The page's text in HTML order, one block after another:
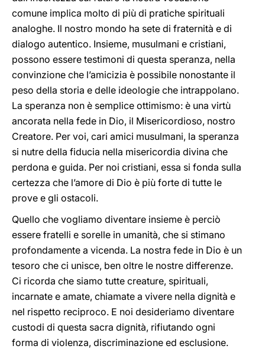
comune implica molto di più di pratiche spirituali
analoghe. Il nostro mondo ha sete di fraternità e di
dialogo autentico. Insieme, musulmani e cristiani,
possono essere testimoni di questa speranza, nella
convinzione che l’amicizia è possibile nonostante il
peso della storia e delle ideologie che intrappolano.
La speranza non è semplice ottimismo: è una virtù
ancorata nella fede in Dio, il Misericordioso, nostro
Creatore. Per voi, cari amici musulmani, la speranza
si nutre della fiducia nella misericordia divina che
perdona e guida. Per noi cristiani, essa si fonda sulla
certezza che l’amore di Dio è più forte di tutte le
prove e gli ostacoli.
Quello che vogliamo diventare insieme è perciò
essere fratelli e sorelle in umanità, che si stimano
profondamente a vicenda. La nostra fede in Dio è un
tesoro che ci unisce, ben oltre le nostre differenze.
Ci ricorda che siamo tutte creature, spirituali,
incarnate e amate, chiamate a vivere nella dignità e
nel rispetto reciproco. E noi desideriamo diventare
custodi di questa sacra dignità, rifiutando ogni
forma di violenza, discriminazione ed esclusione.